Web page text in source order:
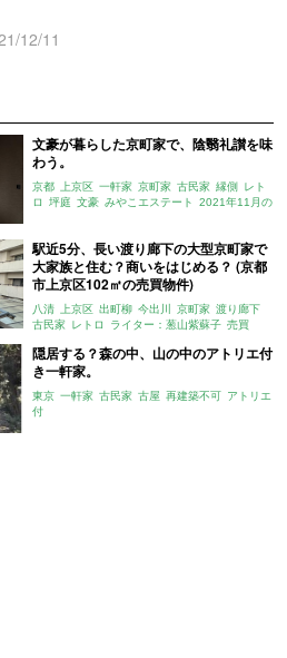
12/11
文豪が暮らした京町家で、陰翳礼讃を味
わう。
京都 上京区 一軒家 京町家 古民家 縁側
レト
ロ
坪庭 文豪 みやこエステート
2021年11月の
駅近5分、長い渡り廊下の大型京町家で
大家族と住む？商いをはじめる？ (京都
市上京区102㎡の売買物件)
八清 上京区 出町柳 今出川 京町家 渡り廊下
古民家 レトロ ライター：葱山紫蘇子 売買
隠居する？森の中、山の中のアトリエ付
き一軒家。
東京 一軒家 古民家 古屋 再建築不可 アトリエ
付